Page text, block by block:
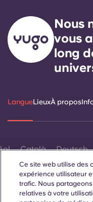
Nous
vous
long
LangueLieuxÀ propos
Català Deutsch
Ce site web utilise des
expérience utilisateur
trafic. Nous
relatives à votre